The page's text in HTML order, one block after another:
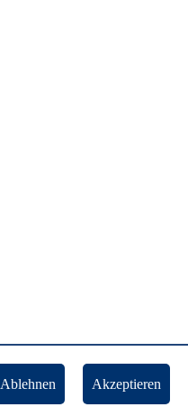
Ablehnen Akzeptieren